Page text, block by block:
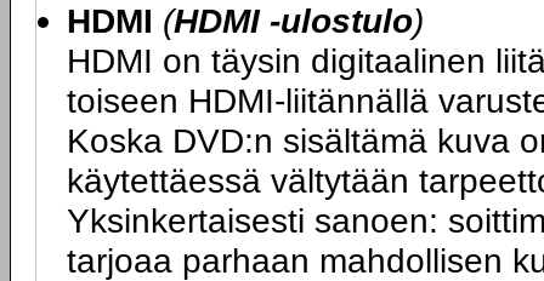
HDMI (HDMI -ulostulo)
HDMI on täysin digitaalinen
toiseen HDMI-liitännällä
Koska DVD:n sisältämä kuva
käytettäessä vältytään
Yksinkertaisesti sanoen:
tarjoaa parhaan mahdollisen